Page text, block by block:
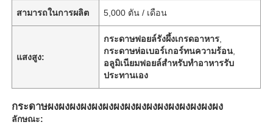
สามารถในการผลิต 5,000 ตัน / เดือน
แสงสูง:
กระดาษฟอยล์รังผึ้งเกรดอาหาร
กระดาษห่อเบอร์เกอร์ทนความร้อน
อลูมิเนียมฟอยล์สำหรับทำอาหารรับ
ประทานเอง
กระดาษผงผงผงผงผงผงผงผงผงผงผงผงผงผงผงผง
ลักษณะ: